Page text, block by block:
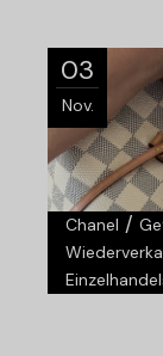
03
Nov.
Chanel /